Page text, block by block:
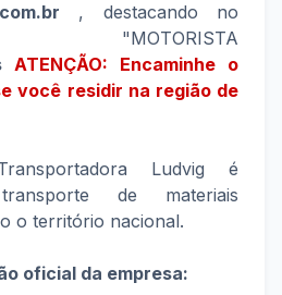
, destacando no
ATENÇÃO: Encaminhe o
você residir na região de
Ludvig é
de materiais
o território nacional.
oficial da empresa: